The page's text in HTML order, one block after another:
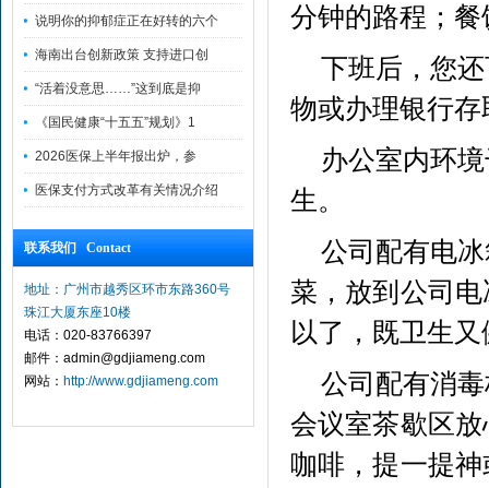
说明你的抑郁症正在好转的六个
海南出台创新政策 支持进口创
“活着没意思……”这到底是抑
《国民健康“十五五”规划》1
2026医保上半年报出炉，参
医保支付方式改革有关情况介绍
联系我们 Contact
地址：广州市越秀区环市东路360号
珠江大厦东座10楼
电话：020-83766397
邮件：admin@gdjiameng.com
网站： http://www.gdjiameng.com
分钟的路程；
下班后，您
物或办理银行
办公室内环
生。
公司配有电
菜，放到公司
以了，既卫生
公司配有消
会议室茶歇区
咖啡，提一提